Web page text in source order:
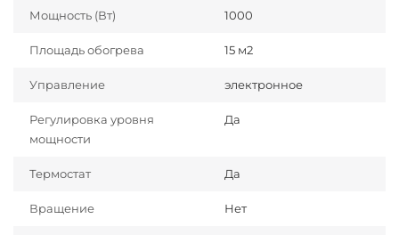
Мощность (Вт) 1000
Площадь обогрева 15 м2
Управление электронное
Регулировка уровня
мощности
Да
Термостат Да
Вращение Нет